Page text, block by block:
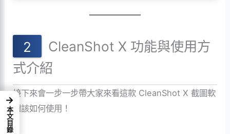
CleanShot X 功能與使用方
式介紹
接下來會一步一步帶大家來看這款 CleanShot X 截圖軟
體該如何使用！
→
本文目錄